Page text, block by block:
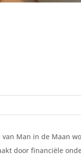
van Man in de Maan
door financiële